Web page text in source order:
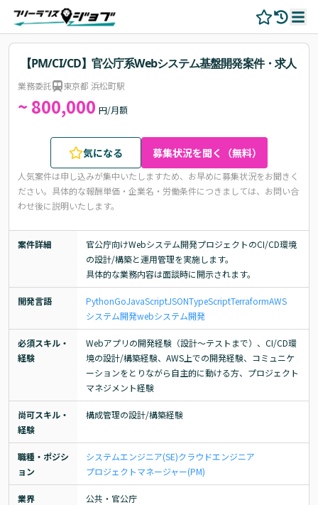
【PM/CI/CD】官公庁系Webシステム基盤開発案件・求人
業務委託 東京都 浜松町駅
~ 800,000 円/月額
気になる 募集状況を聞く（無料）
人気案件は申し込みが集中いたしますため、お早めに募集状況をお聞きく
ださい。 具体的な報酬単価・企業名・労働条件につきましては、お問い合
わせ後に説明いたします。
案件詳細
官公庁向けWebシステム開発プロジェクトのCI/CD環境
の設計/構築と運用管理を実施します。
具体的な業務内容は面談時に開示されます。
開発言語 PythonGoJavaScriptJSONTypeScriptTerraformAWS
システム開発webシステム開発
必須スキル・
経験
Webアプリの開発経験（設計～テストまで）、CI/CD環
境の設計/構築経験、AWS上での開発経験、コミュニケ
ーションをとりながら自主的に動ける方、プロジェクト
マネジメント経験
尚可スキル・
経験
構成管理の設計/構築経験
職種・ポジシ
ョン
システムエンジニア(SE)クラウドエンジニア
プロジェクトマネージャー(PM)
業界 公共・官公庁